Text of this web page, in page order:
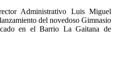
Administrativo Luis Miguel
del novedoso Gimnasio
en el Barrio La Gaitana de